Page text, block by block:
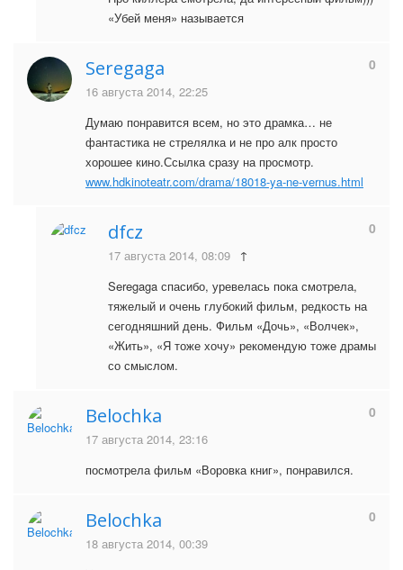
«Убей меня» называется
Seregaga
16 августа 2014, 22:25
0
Думаю понравится всем, но это драмка… не
фантастика не стрелялка и не про алк просто
хорошее кино.Ссылка сразу на просмотр.
www.hdkinoteatr.com/drama/18018-ya-ne-vernus.html
dfcz
17 августа 2014, 08:09 ↑
0
Seregaga спасибо, уревелась пока смотрела,
тяжелый и очень глубокий фильм, редкость на
сегодняшний день. Фильм «Дочь», «Волчек»,
«Жить», «Я тоже хочу» рекомендую тоже драмы
со смыслом.
Belochka
17 августа 2014, 23:16
0
посмотрела фильм «Воровка книг», понравился.
Belochka
18 августа 2014, 00:39
0